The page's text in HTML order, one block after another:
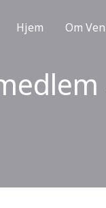
Hjem Om